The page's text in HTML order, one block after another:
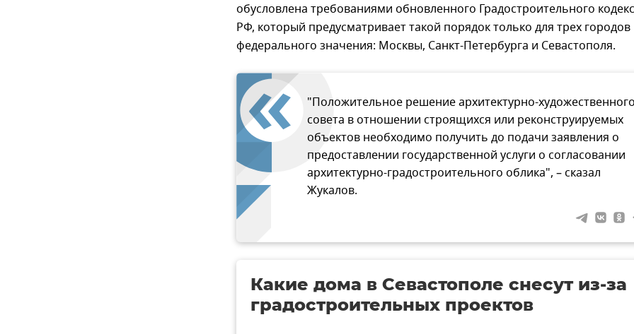
обусловлена требованиями обновленного Градостроительного
РФ, который предусматривает такой порядок только для трех городов
федерального значения: Москвы, Санкт-Петербурга и Севастополя.
"Положительное решение архитектурно-
совета в отношении строящихся или реконструируемых
объектов необходимо получить до подачи заявления о
предоставлении государственной услуги о согласовании
архитектурно-градостроительного облика", – сказал
Жукалов.
Какие дома в Севастополе снесут из-за
градостроительных проектов